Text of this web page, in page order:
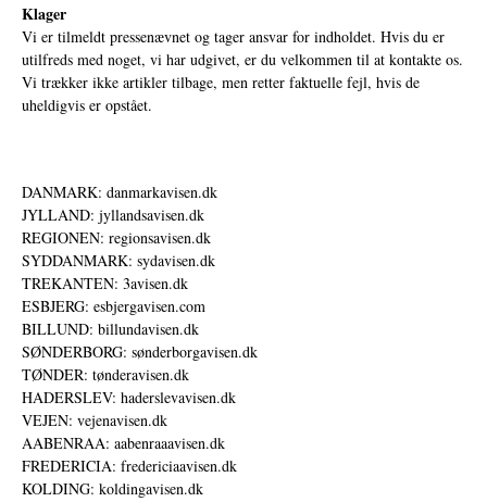
Klager
Vi er tilmeldt pressenævnet og tager ansvar for indholdet. Hvis du er
utilfreds med noget, vi har udgivet, er du velkommen til at kontakte os.
Vi trækker ikke artikler tilbage, men retter faktuelle fejl, hvis de
uheldigvis er opstået.
DANMARK: danmarkavisen.dk
JYLLAND: jyllandsavisen.dk
REGIONEN: regionsavisen.dk
SYDDANMARK: sydavisen.dk
TREKANTEN: 3avisen.dk
ESBJERG: esbjergavisen.com
BILLUND: billundavisen.dk
SØNDERBORG: sønderborgavisen.dk
TØNDER: tønderavisen.dk
HADERSLEV: haderslevavisen.dk
VEJEN: vejenavisen.dk
AABENRAA: aabenraaavisen.dk
FREDERICIA: fredericiaavisen.dk
KOLDING: koldingavisen.dk